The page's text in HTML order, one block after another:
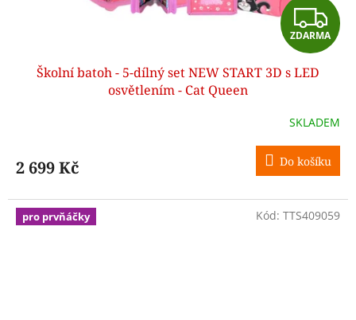
Z
D
R
M
A
ZDARMA
Školní batoh - 5-dílný set NEW START 3D s LED
osvětlením - Cat Queen
SKLADEM
2 699 Kč Do košíku
pro prvňáčky Kód: TTS409059